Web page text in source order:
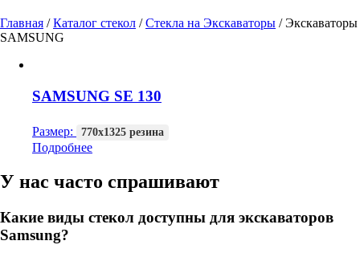
Главная /Каталог стекол /Стекла на Экскаваторы /Экскаваторы
SAMSUNG
SAMSUNG SE 130
Размер: 770х1325 резина
Подробнее
У нас часто спрашивают
Какие виды стекол доступны для экскаваторов
Samsung?